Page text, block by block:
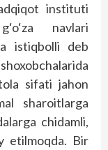
instituti
navlari
istiqbolli deb
sifati jahon
sharoitlarga
chidamli,
etilmoqda. Bir